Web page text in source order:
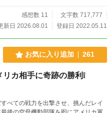
感想数 11
文字数 717,777
新日 2026.08.01
登録日 2022.05.11
お気に入り追加 261
カ相手に奇跡の勝利❕
べての戦力を出撃させ、挑んだレイ